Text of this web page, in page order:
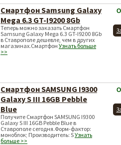
Смартфон Samsung Galaxy
Mega 6.3 GT-I9200 8Gb
Теперь можно заказать Смартфон
Samsung Galaxy Mega 6.3 GT-I9200 8Gb
в Ставрополе дешевле, чем в других
магазинах.Смартфон Узнать больше
>>
Смартфон SAMSUNG I9300
Galaxy S III 16GB Pebble
Blue
Получите Смартфон SAMSUNG I9300
Galaxy S III 16GB Pebble Blue в
Ставрополе сегодня.Форм-фактор:
моноблок; Производитель: SУзнать
больше >>